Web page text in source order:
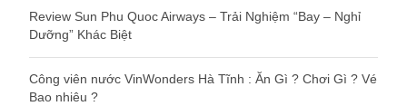
Review Sun Phu Quoc Airways – Trải Nghiệm “Bay – Nghỉ
Dưỡng” Khác Biệt
Công viên nước VinWonders Hà Tĩnh : Ăn Gì ? Chơi Gì ? Vé
Bao nhiêu ?